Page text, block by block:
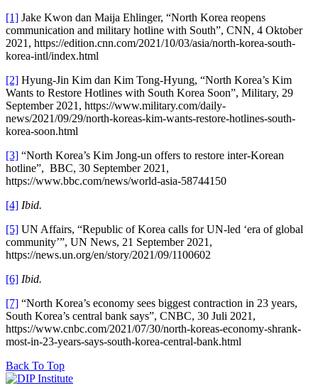
[1] Jake Kwon dan Maija Ehlinger, “North Korea reopens
communication and military hotline with South”, CNN, 4 Oktober
2021, https://edition.cnn.com/2021/10/03/asia/north-korea-south-
korea-intl/index.html
[2] Hyung-Jin Kim dan Kim Tong-Hyung, “North Korea’s Kim
Wants to Restore Hotlines with South Korea Soon”, Military, 29
September 2021, https://www.military.com/daily-
news/2021/09/29/north-koreas-kim-wants-restore-hotlines-south-
korea-soon.html
[3] “North Korea’s Kim Jong-un offers to restore inter-Korean
hotline”, BBC, 30 September 2021,
https://www.bbc.com/news/world-asia-58744150
[4] Ibid.
[5] UN Affairs, “Republic of Korea calls for UN-led ‘era of global
community’”, UN News, 21 September 2021,
https://news.un.org/en/story/2021/09/1100602
[6] Ibid.
[7] “North Korea’s economy sees biggest contraction in 23 years,
South Korea’s central bank says”, CNBC, 30 Juli 2021,
https://www.cnbc.com/2021/07/30/north-koreas-economy-shrank-
most-in-23-years-says-south-korea-central-bank.html
Back To Top